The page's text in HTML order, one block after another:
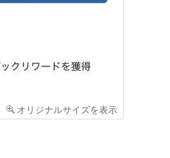
オリジナルサイズを表示